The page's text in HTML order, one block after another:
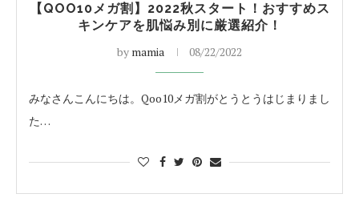
【QOO10メガ割】2022秋スタート！おすすめス
キンケアを肌悩み別に厳選紹介！
by mamia 08/22/2022
みなさんこんにちは。Qoo10メガ割がとうとうはじまりまし
た…